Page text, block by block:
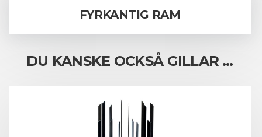
FYRKANTIG RAM
DU KANSKE OCKSÅ GILLAR …